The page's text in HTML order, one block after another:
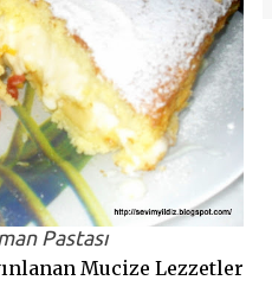
Pastası
Mucize Lezzetler